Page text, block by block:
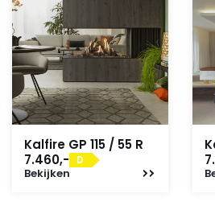
Kalfire GP 115 / 55 R
7.460,-
D
Bekijken